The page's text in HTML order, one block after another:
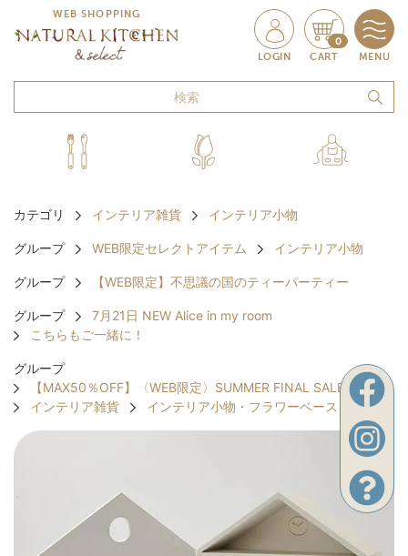
WEB SHOPPING
LOGIN
0
CART MENU
カテゴリ インテリア雑貨 インテリア小物
グループ WEB限定セレクトアイテム インテリア小物
グループ 【WEB限定】不思議の国のティーパーティー
グループ
7月21日 NEW Alice in my room
こちらもご一緒に！
グループ
【MAX50％OFF】〈WEB限定〉SUMMER FINAL SALE
インテリア雑貨
インテリア小物・フラワーベース